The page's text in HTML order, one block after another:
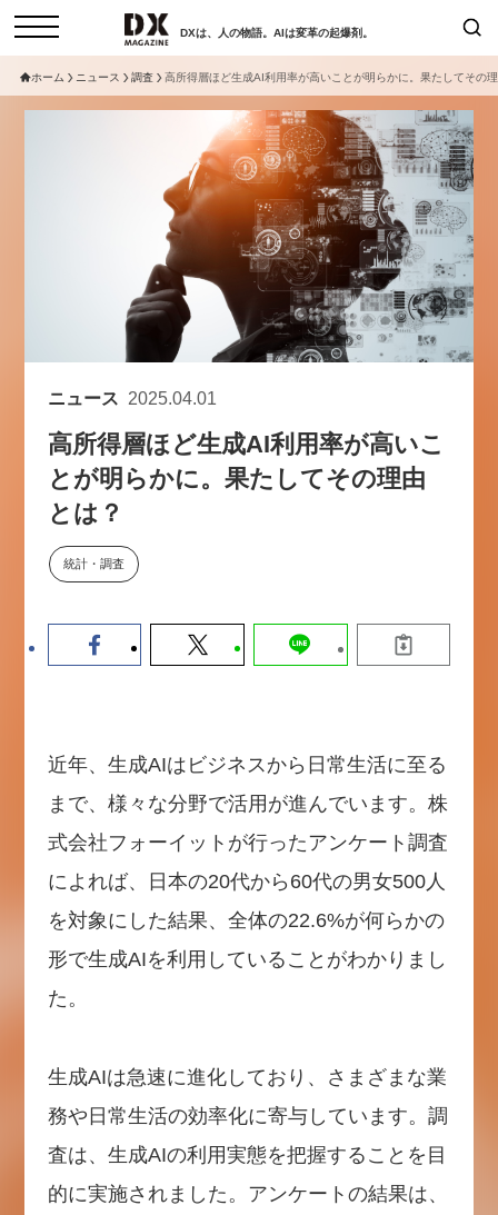
DXは、人の物語。AIは変革の起爆剤。
インタビュー
ニュース
日本オムニチャネル協会
トップページ
特集
サイトマップ
お問い合わせ
個人情報保護法について
採用情報
検索
現在開催予定のセミナー
【8/12開催】「イノベーションを
数値化する」～投資される事業の
学ぶ資金調達・巻き込みのリアル
2026-06-10
セミナー
ホーム ニュース 調査 高所得層ほど生成AI利用率が高いことが明らかに。果たしてその
ニュース 2025.04.01
高所得層ほど生成AI利用率が高いこ
とが明らかに。果たしてその理由
とは？
統計・調査
近年、生成AIはビジネスから日常生活に至る
まで、様々な分野で活用が進んでいます。株
式会社フォーイットが行ったアンケート調査
によれば、日本の20代から60代の男女500人
を対象にした結果、全体の22.6%が何らかの
形で生成AIを利用していることがわかりまし
た。
生成AIは急速に進化しており、さまざまな業
務や日常生活の効率化に寄与しています。調
査は、生成AIの利用実態を把握することを目
的に実施されました。アンケートの結果は、